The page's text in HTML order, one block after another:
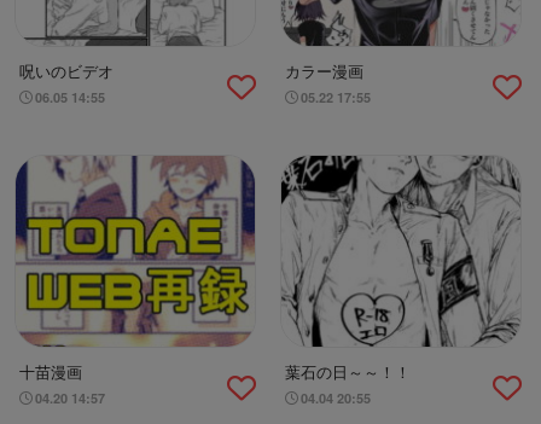
呪いのビデオ
06.05 14:55
カラー漫画
05.22 17:55
十苗漫画
04.20 14:57
葉石の日～～！！
04.04 20:55